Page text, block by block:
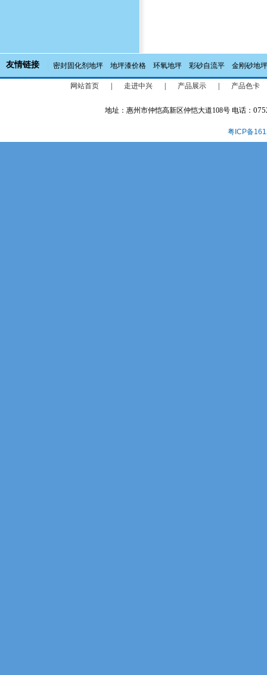
友情链接 密封固化剂地坪 地坪漆价格 环氧地坪 彩砂自流平 金刚砂地坪
网站首页 走进中兴 产品展示 产品色卡
地址：惠州市仲恺高新区仲恺大道108号 电话：
粤ICP备